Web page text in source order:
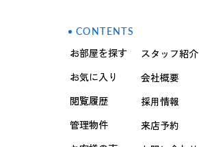
CONTENTS
お部屋を探す
お気に入り
閲覧履歴
管理物件
スタッフ紹介
会社概要
採用情報
来店予約